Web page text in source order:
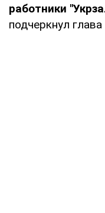
работники
подчеркнул